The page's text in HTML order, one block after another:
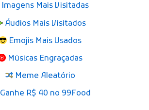
Imagens Mais Visitadas
Áudios Mais Visitados
Emojis Mais Usados
Músicas Engraçadas
Meme Aleatório
Ganhe R$ 40 no 99Food